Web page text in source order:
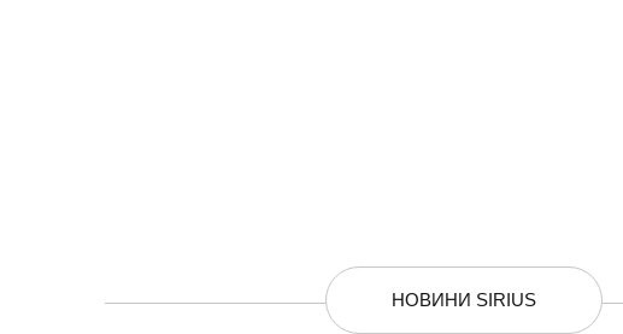
НОВИНИ SIRIUS